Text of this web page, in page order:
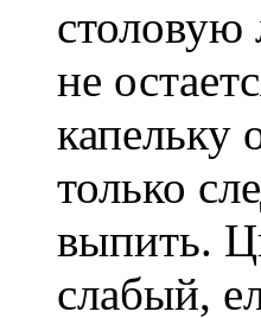
столовую
не
капельку
только
выпить.
слабый,